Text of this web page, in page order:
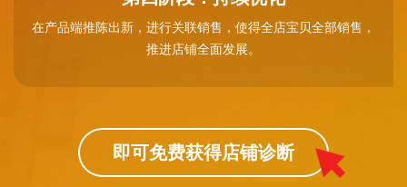
在产品端推陈出新，进行关联销售，使得全店宝贝全部销售，
推进店铺全面发展。
即可免费获得店铺诊断